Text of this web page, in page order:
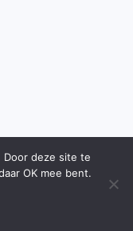
Door deze site te
OK mee bent.